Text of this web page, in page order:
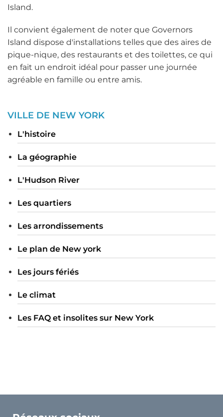
Island.
Il convient également de noter que Governors
Island dispose d'installations telles que des aires de
pique-nique, des restaurants et des toilettes, ce qui
en fait un endroit idéal pour passer une journée
agréable en famille ou entre amis.
VILLE DE NEW YORK
L'histoire
La géographie
L'Hudson River
Les quartiers
Les arrondissements
Le plan de New york
Les jours fériés
Le climat
Les FAQ et insolites sur New York